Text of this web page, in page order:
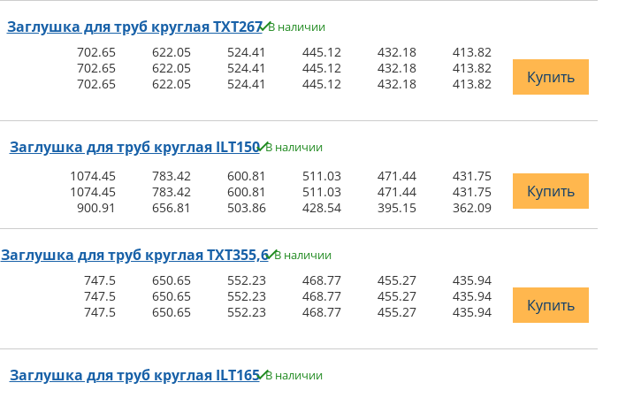
Заглушка для труб круглая TXT267 В наличии
702.65 622.05 524.41 445.12 432.18
413.82
702.65 622.05 524.41 445.12 432.18
413.82
702.65 622.05 524.41 445.12 432.18 413.82 Купить
Заглушка для труб круглая ILT150 В наличии
1074.45 783.42 600.81 511.03 471.44
431.75
1074.45 783.42 600.81 511.03 471.44
431.75
900.91 656.81 503.86 428.54 395.15 362.09
Купить
Заглушка для труб круглая TXT355,6 В наличии
747.5 650.65 552.23 468.77 455.27
435.94
747.5 650.65 552.23 468.77 455.27
435.94
747.5 650.65 552.23 468.77 455.27 435.94 Купить
Заглушка для труб круглая ILT165 В наличии